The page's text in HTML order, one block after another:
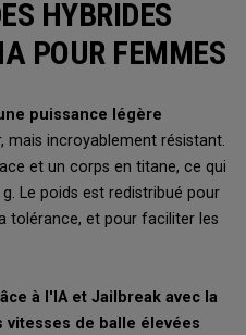
HYBRIDES
POUR FEMMES
puissance légère
mais incroyablement résistant.
et un corps en titane, ce qui
Le poids est redistribué pour
tolérance, et pour faciliter les
à l'IA et Jailbreak avec la
de balle élevées